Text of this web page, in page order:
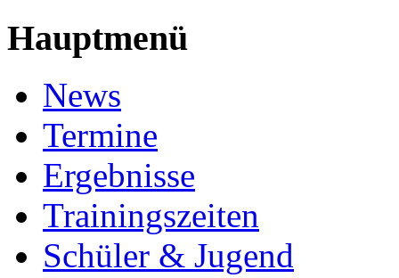
Hauptmenü
News
Termine
Ergebnisse
Trainingszeiten
Schüler & Jugend